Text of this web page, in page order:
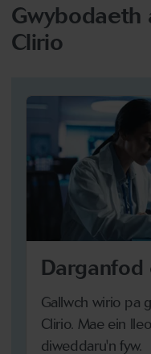
Gwybodaeth
Clirio
Darganfod
Gallwch wirio pa
Clirio. Mae ein
diweddaru'n fyw.